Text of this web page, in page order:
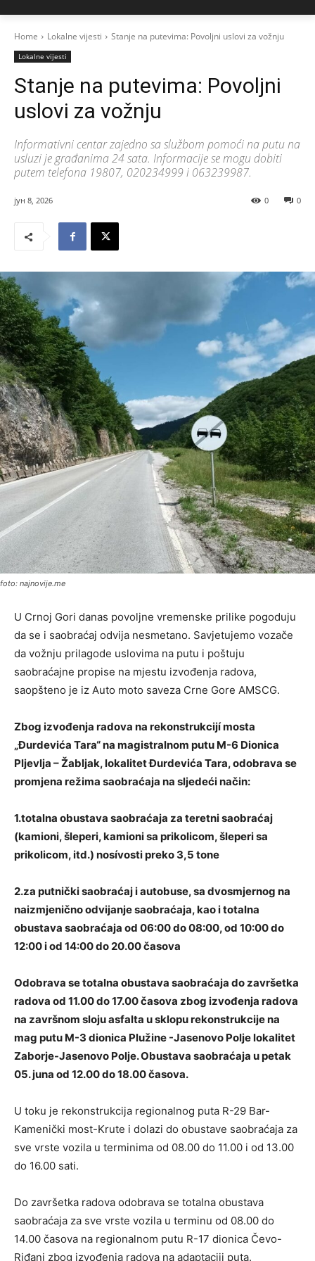
Home Lokalne vijesti Stanje na putevima: Povoljni uslovi za vožnju
Lokalne vijesti
Stanje na putevima: Povoljni
uslovi za vožnju
Informativni centar zajedno sa službom pomoći na putu na
usluzi je građanima 24 sata. Informacije se mogu dobiti
putem telefona 19807, 020234999 i 063239987.
јун 8, 2026 0
0
foto: najnovije.me
U Crnoj Gori danas povoljne vremenske prilike pogoduju
da se i saobraćaj odvija nesmetano. Savjetujemo vozače
da vožnju prilagode uslovima na putu i poštuju
saobraćajne propise na mjestu izvođenja radova,
saopšteno je iz Auto moto saveza Crne Gore AMSCG.
Zbog izvođenja radova na rekonstrukcijí mosta
„Đurdevića Tara“ na magistralnom putu M-6 Dionica
Pljevlja – Žabljak, lokalitet Đurdevića Tara, odobrava se
promjena režima saobraćaja na sljedeći način:
1.totalna obustava saobraćaja za teretni saobraćaj
(kamioni, šleperi, kamioni sa prikolicom, šleperi sa
prikolicom, itd.) nosívosti preko 3,5 tone
2.za putnički saobraćaj i autobuse, sa dvosmjernog na
naizmjenično odvijanje saobraćaja, kao i totalna
obustava saobraćaja od 06:00 do 08:00, od 10:00 do
12:00 i od 14:00 do 20.00 časova
Odobrava se totalna obustava saobraćaja do završetka
radova od 11.00 do 17.00 časova zbog izvođenja radova
na završnom sloju asfalta u sklopu rekonstrukcije na
mag putu M-3 dionica Plužine -Jasenovo Polje lokalitet
Zaborje-Jasenovo Polje. Obustava saobraćaja u petak
05. juna od 12.00 do 18.00 časova.
U toku je rekonstrukcija regionalnog puta R-29 Bar-
Kamenički most-Krute i dolazi do obustave saobraćaja za
sve vrste vozila u terminima od 08.00 do 11.00 i od 13.00
do 16.00 sati.
Do završetka radova odobrava se totalna obustava
saobraćaja za sve vrste vozila u terminu od 08.00 do
14.00 časova na regionalnom putu R-17 dionica Čevo-
Riđani zbog izvođenja radova na adaptaciji puta.